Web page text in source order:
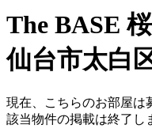
The BASE
仙台市太白区
現在、こちらのお部屋は
該当物件の掲載は終了し